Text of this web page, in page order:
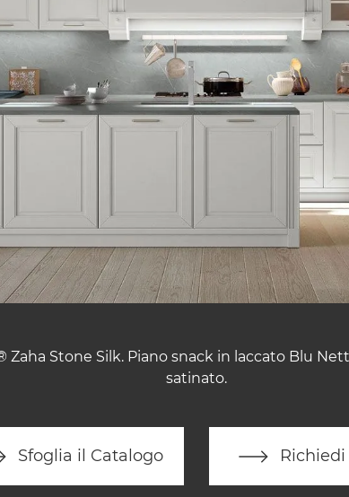
Zaha Stone Silk. Piano snack in laccato Blu
satinato.
Sfoglia il Catalogo